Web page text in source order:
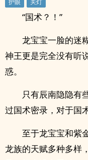
“国术？！”
龙宝宝一脸的迷
神王更是完全没有听
惑。
只有辰南隐隐有
过国术密录，对于国
至于龙宝宝和紫
龙族的天赋多种多样